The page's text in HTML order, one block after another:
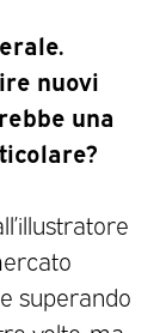
nuovi
una
superando